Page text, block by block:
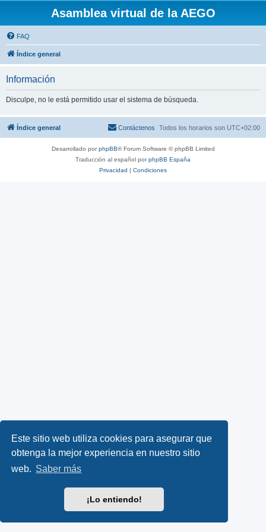
Este sitio web utiliza cookies para asegurar que
obtenga la mejor experiencia en nuestro sitio
web. Saber más
¡Lo entiendo!
Asamblea virtual de la AEGO
FAQ
Índice general
Información
Disculpe, no le está permitido usar el sistema de búsqueda.
Índice general Todos los horarios son UTC+02:00
Contáctenos
Desarrollado porphpBB® Forum Software © phpBB Limited
Traducción al español porphpBB España
Privacidad | Condiciones